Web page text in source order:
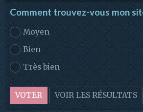
Comment trouvez-vous mon
Moyen
Bien
Très bien
VOTER VOIR LES RÉSULTATS